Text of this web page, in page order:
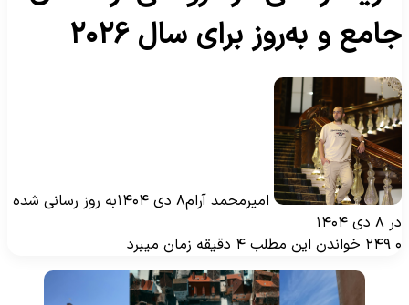
و به‌روز برای سال ۲۰۲۶
امیرمحمد آرام۸ دی ۱۴۰۴
به روز رسانی شده
۱۴۰۴
خواندن این مطلب ۴ دقیقه زمان میبرد